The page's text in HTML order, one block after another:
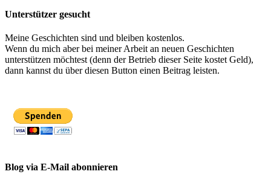
Unterstützer gesucht
Meine Geschichten sind und bleiben kostenlos.
Wenn du mich aber bei meiner Arbeit an neuen Geschichten
unterstützen möchtest (denn der Betrieb dieser Seite kostet Geld),
dann kannst du über diesen Button einen Beitrag leisten.
Blog via E-Mail abonnieren